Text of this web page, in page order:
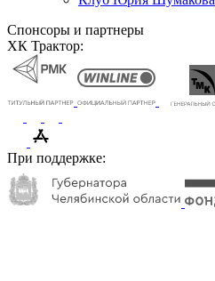
Спонсоры и партнеры
ХК Трактор:
При поддержке: